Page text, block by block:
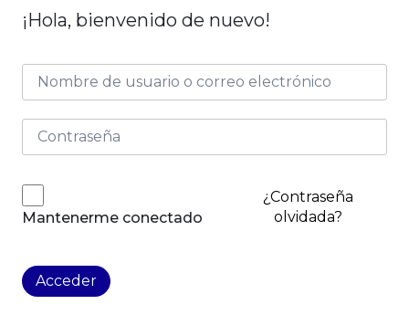
¡Hola, bienvenido de nuevo!
Mantenerme conectado
¿Contraseña
olvidada?
Acceder
Curso Teórico-Práctico De
Inseminación Artificial En
$320,00 + ADD